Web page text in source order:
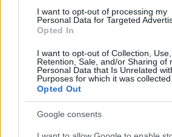
I want to opt-out of processing my
Personal Data for Targeted
Opted In
I want to opt-out of Collection, Use,
Retention, Sale, and/or Sharing of
Personal Data that Is Unrelated
Purposes for which it was collected.
Opted Out
Google consents
aspettative e alle sue ambizioni,
momento non ci sono dubbi
Brexit dopo quasi 4 anni di
Subito dopo le dimissioni di Sir
scatenata la caccia al ministro,